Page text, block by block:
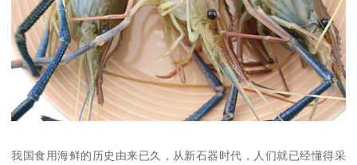
我国食用海鲜的历史由来已久，从新石器时代，人们就已经懂得采